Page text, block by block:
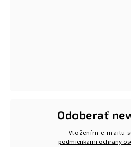
Odoberať
Vložením e-mailu
podmienkami ochrany